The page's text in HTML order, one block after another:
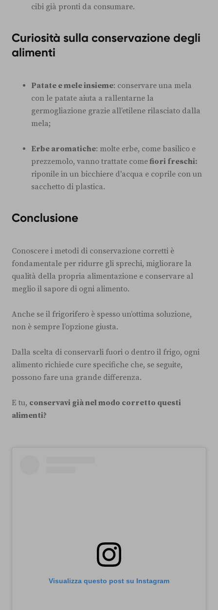
cibi già pronti da consumare.
Curiosità sulla conservazione degli
alimenti
Patate e mele insieme: conservare una mela
con le patate aiuta a rallentarne la
germogliazione grazie all’etilene rilasciato dalla
mela;
Erbe aromatiche: molte erbe, come basilico e
prezzemolo, vanno trattate comefiori freschi:
riponile in un bicchiere d'acqua e coprile con un
sacchetto di plastica.
Conclusione
Conoscere i metodi di conservazione corretti è
fondamentale per ridurre gli sprechi, migliorare la
qualità della propria alimentazione e conservare al
meglio il sapore di ogni alimento.
Anche se il frigorifero è spesso un’ottima soluzione,
non è sempre l’opzione giusta.
Dalla scelta di conservarli fuori o dentro il frigo, ogni
alimento richiede cure specifiche che, se seguite,
possono fare una grande differenza.
E tu, conservavi già nel modo corretto questi
alimenti?
Visualizza questo post su Instagram